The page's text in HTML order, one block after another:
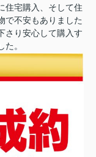
住宅購入、そして住
で不安もありました
さり安心して購入す
。